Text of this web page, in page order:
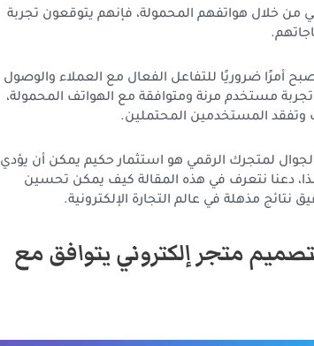
من خلال هواتفهم المحمولة، فإنهم يتوقعون تجربة
أمرًا ضروريًا للتفاعل الفعال مع العملاء والوصول
مستخدم مرنة ومتوافقة مع الهواتف المحمولة،
وتفقد المستخدمين المحتملين.
لمتجرك الرقمي هو استثمار حكيم يمكن أن يؤدي
لذا، دعنا نتعرف في هذه المقالة كيف يمكن تحسين
نتائج مذهلة في عالم التجارة الإلكترونية.
متجر إلكتروني يتوافق مع